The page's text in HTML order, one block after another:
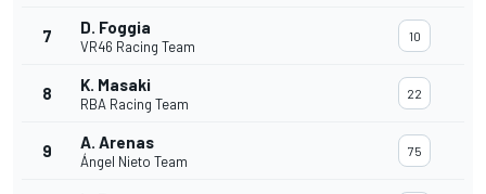
7 D. Foggia
VR46 Racing Team
10
8 K. Masaki
RBA Racing Team
22
9 A. Arenas
Ángel Nieto Team
75